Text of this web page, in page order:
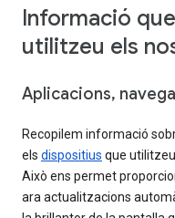
Informació
utilitzeu els
Aplicacions,
Recopilem informació
els dispositius que
Això ens permet
ara actualitzacions